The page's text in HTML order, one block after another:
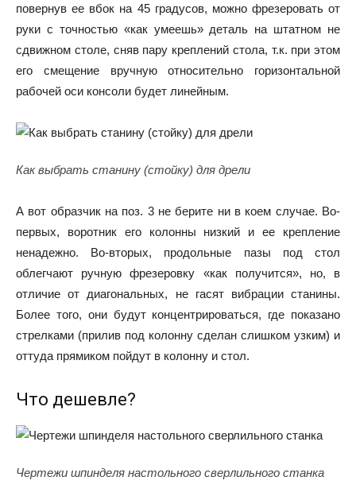
повернув ее вбок на 45 градусов, можно фрезеровать от
руки с точностью «как умеешь» деталь на штатном не
сдвижном столе, сняв пару креплений стола, т.к. при этом
его смещение вручную относительно горизонтальной
рабочей оси консоли будет линейным.
Как выбрать станину (стойку) для дрели
А вот образчик на поз. 3 не берите ни в коем случае. Во-
первых, воротник его колонны низкий и ее крепление
ненадежно. Во-вторых, продольные пазы под стол
облегчают ручную фрезеровку «как получится», но, в
отличие от диагональных, не гасят вибрации станины.
Более того, они будут концентрироваться, где показано
стрелками (прилив под колонну сделан слишком узким) и
оттуда прямиком пойдут в колонну и стол.
Что дешевле?
Чертежи шпинделя настольного сверлильного станка